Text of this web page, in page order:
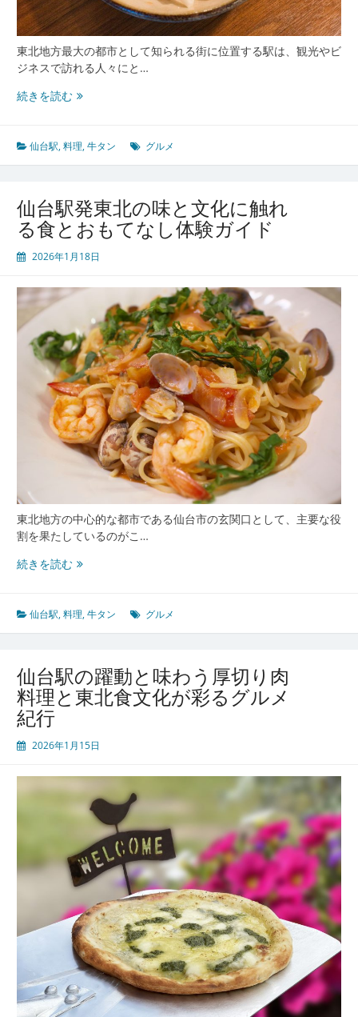
の
玄
関
口
案
内
東北地方最大の都市として知られる街に位置する駅は、観光やビ
ジネスで訪れる人々にと…
続きを読む仙
で
味
東
北
魅
旅
食
と
人
が
交
差
す
る
の
玄
口
仙台駅,料理,牛タン グルメ
仙台駅発東北の味と文化に触れ
る食とおもてなし体験ガイド
2026年1月18日
東北地方の中心的な都市である仙台市の玄関口として、主要な役
割を果たしているのがこ…
続きを読む仙
発
東
味
と
に
れ
食
お
も
て
し
体
験
ガ
イ
ド
仙台駅,料理,牛タン グルメ
仙台駅の躍動と味わう厚切り肉
料理と東北食文化が彩るグルメ
紀行
2026年1月15日